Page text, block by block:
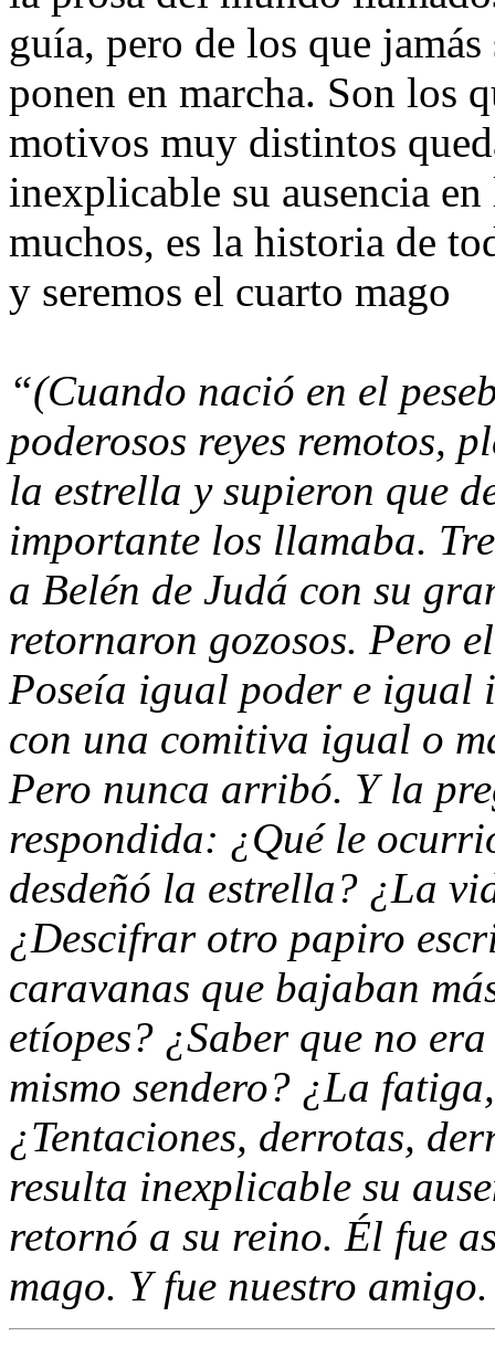
guía, pero de los que
ponen en marcha. Son los
motivos muy distintos
inexplicable su ausencia
muchos, es la historia de
y seremos el cuarto mago
“(Cuando nació en el
poderosos reyes remotos,
la estrella y supieron que
importante los llamaba.
a Belén de Judá con su
retornaron gozosos. Pero
Poseía igual poder e igual
con una comitiva igual o
Pero nunca arribó. Y la
respondida: ¿Qué le
desdeñó la estrella? ¿La
¿Descifrar otro papiro
caravanas que bajaban
etíopes? ¿Saber que no
mismo sendero? ¿La
¿Tentaciones, derrotas,
resulta inexplicable su
retornó a su reino. Él fue
mago. Y fue nuestro